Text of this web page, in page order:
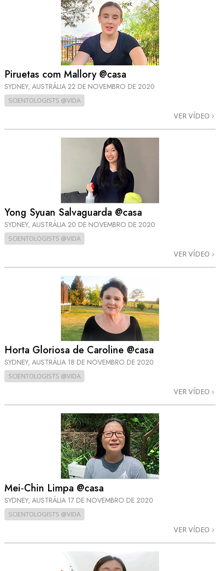
Piruetas com Mallory @casa
SYDNEY, AUSTRÁLIA 22 DE NOVEMBRO DE 2020
SCIENTOLOGISTS @VIDA
VER VÍDEO
Yong Syuan Salvaguarda @casa
SYDNEY, AUSTRÁLIA 20 DE NOVEMBRO DE 2020
SCIENTOLOGISTS @VIDA
VER VÍDEO
Horta Gloriosa de Caroline @casa
SYDNEY, AUSTRÁLIA 18 DE NOVEMBRO DE 2020
SCIENTOLOGISTS @VIDA
VER VÍDEO
Mei‑Chin Limpa @casa
SYDNEY, AUSTRÁLIA 17 DE NOVEMBRO DE 2020
SCIENTOLOGISTS @VIDA
VER VÍDEO